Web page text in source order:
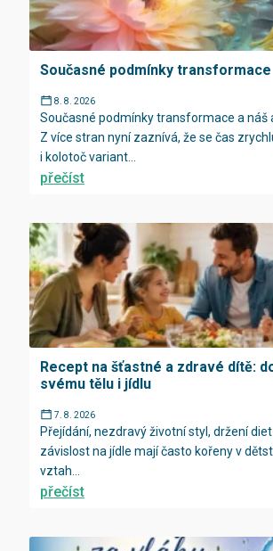
Současné podmínky transformace
8. 8. 2026
Současné podmínky transformace a náš
Z více stran nyní zaznívá, že se čas
i kolotoč variant...
přečíst
Recept na šťastné a zdravé dítě:
svému tělu i jídlu
7. 8. 2026
Přejídání, nezdravý životní styl, držení
závislost na jídle mají často kořeny v
vztah...
přečíst